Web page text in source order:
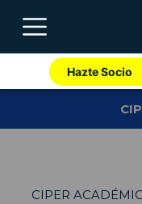
Hazte Socio
CIPER